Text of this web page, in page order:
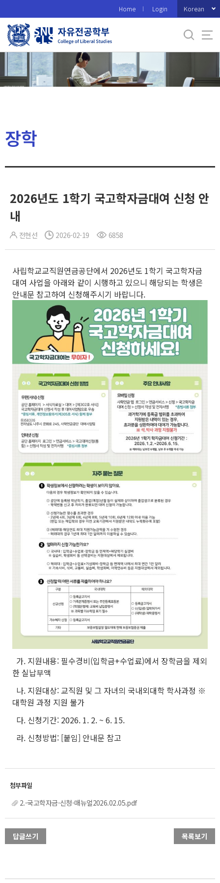
로
메
Home Login Korean
장학
2026년도 1학기 국고학자금대여 신청 안
내
전현선 2026-02-19 6858
사립학교교직원연금공단에서 2026년도 1학기 국고학자금
대여 사업을 아래와 같이 시행하고 있으니 해당되는 학생은
안내문 참고하여 신청해주시기 바랍니다.
가. 지원내용: 필수경비(입학금+수업료)에서 장학금을 제외
한 실납부액
나. 지원대상: 교직원 및 그 자녀의 국내외대학 학사과정 ※
대학원 과정 지원 불가
다. 신청기간: 2026. 1. 2. ~ 6. 15.
라. 신청방법: [붙임] 안내문 참고
2.-국고학자금-신청-매뉴얼2026.02.05.pdf
답글쓰기 목록보기